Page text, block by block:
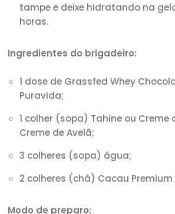
tampe e deixe hidratando na
horas.
Ingredientes do brigadeiro:
1 dose de Grassfed Whey
Puravida;
1 colher (sopa) Tahine ou Creme
Creme de Avelã;
3 colheres (sopa) água;
2 colheres (chá) Cacau Premium
Modo de preparo: